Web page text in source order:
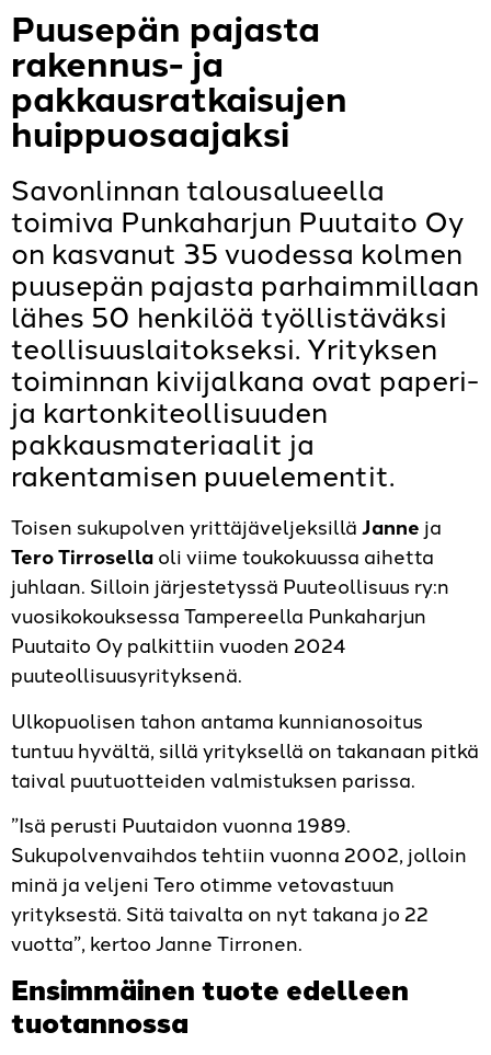
Puusepän pajasta
rakennus- ja
pakkausratkaisujen
huippuosaajaksi
Savonlinnan talousalueella
toimiva Punkaharjun Puutaito Oy
on kasvanut 35 vuodessa kolmen
puusepän pajasta parhaimmillaan
lähes 50 henkilöä työllistäväksi
teollisuuslaitokseksi. Yrityksen
toiminnan kivijalkana ovat paperi-
ja kartonkiteollisuuden
pakkausmateriaalit ja
rakentamisen puuelementit.
Toisen sukupolven yrittäjäveljeksilläJanne ja
Tero Tirrosellaoli viime toukokuussa aihetta
juhlaan. Silloin järjestetyssä Puuteollisuus ry:n
vuosikokouksessa Tampereella Punkaharjun
Puutaito Oy palkittiin vuoden 2024
puuteollisuusyrityksenä.
Ulkopuolisen tahon antama kunnianosoitus
tuntuu hyvältä, sillä yrityksellä on takanaan pitkä
taival puutuotteiden valmistuksen parissa.
”Isä perusti Puutaidon vuonna 1989.
Sukupolvenvaihdos tehtiin vuonna 2002, jolloin
minä ja veljeni Tero otimme vetovastuun
yrityksestä. Sitä taivalta on nyt takana jo 22
vuotta”, kertoo Janne Tirronen.
Ensimmäinen tuote edelleen
tuotannossa